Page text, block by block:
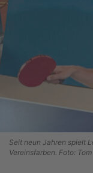
Seit neun Jahren spielt
Vereinsfarben. Foto: